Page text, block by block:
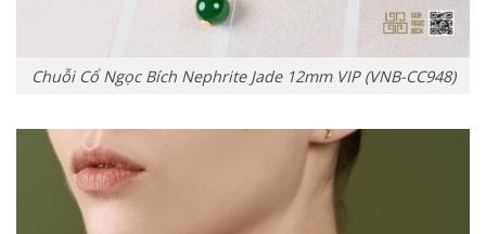
Chuỗi Cổ Ngọc Bích Nephrite Jade 12mm VIP (VNB-CC948)